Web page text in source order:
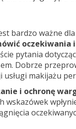
bardzo ważne
pytania
Dobrze
makijażu
i ochronę